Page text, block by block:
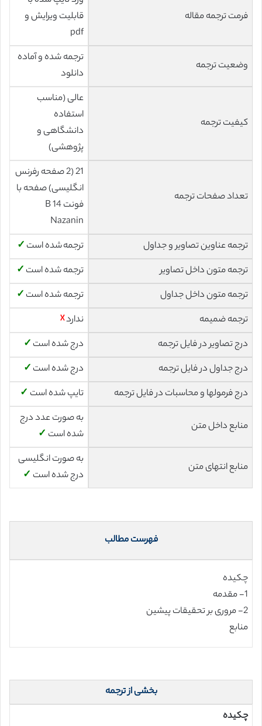
فرمت ترجمه مقاله
قابلیت ویرایش و
pdf
وضعیت ترجمه
ترجمه شده و آماده
دانلود
کیفیت ترجمه
عالی (مناسب
استفاده
دانشگاهی و
پژوهشی)
تعداد صفحات ترجمه
21 (2 صفحه رفرنس
انگلیسی) صفحه با
فونت 14 B
Nazanin
ترجمه عناوین تصاویر و جداول
ترجمه شده است ✓
ترجمه متون داخل تصاویر
ترجمه شده است ✓
ترجمه متون داخل جداول
ترجمه شده است ✓
ترجمه ضمیمه
ندارد☓
درج تصاویر در فایل ترجمه
درج شده است ✓
درج جداول در فایل ترجمه
درج شده است ✓
درج فرمولها و محاسبات در فایل ترجمه
تایپ شده است ✓
منابع داخل متن
به صورت عدد درج
شده است ✓
منابع انتهای متن
به صورت انگلیسی
درج شده است ✓
فهرست مطالب
چکیده
1- مقدمه
2- مروری بر تحقیقات پیشین
منابع
بخشی از ترجمه
چکیده